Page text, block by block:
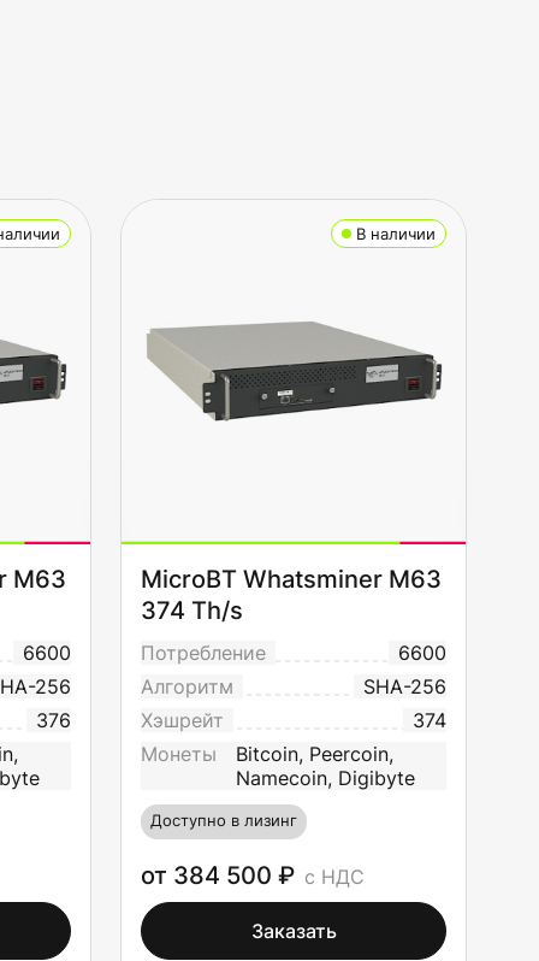
M63
6600
256
376
В наличии
MicroBT Whatsminer M63
374 Th/s
Потребление
6600
Алгоритм
SHA-256
Хэшрейт
374
Монеты
Bitcoin, Peercoin,
Namecoin, Digibyte
Доступно в лизинг
от 384 500 ₽ с НДС
Заказать